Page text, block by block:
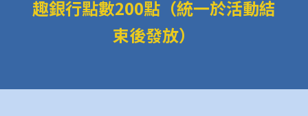
趣銀行點數200點（統一於活動結
束後發放）